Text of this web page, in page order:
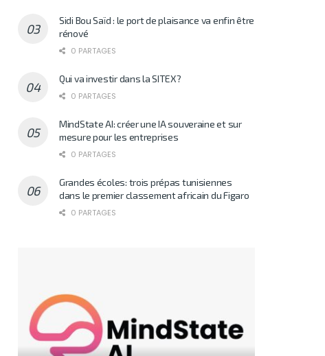
Sidi Bou Saïd : le port de plaisance va enfin être
rénové
0 PARTAGES
Qui va investir dans la SITEX?
0 PARTAGES
MindState AI: créer une IA souveraine et sur
mesure pour les entreprises
0 PARTAGES
Grandes écoles: trois prépas tunisiennes
dans le premier classement africain du Figaro
0 PARTAGES